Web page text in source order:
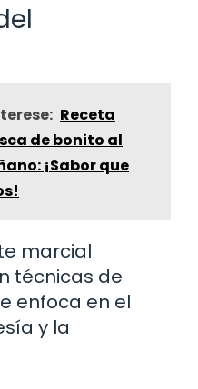
Receta
de bonito al
¡Sabor que
marcial
técnicas de
enfoca en el
y la